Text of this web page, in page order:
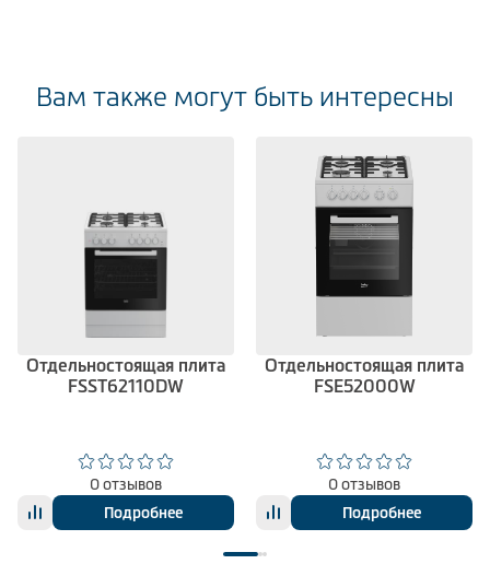
Вам также могут быть интересны
Отдельностоящая плита
FSST62110DW
0 отзывов
Подробнее
Отдельностоящая плита
FSE52000W
0 отзывов
Подробнее